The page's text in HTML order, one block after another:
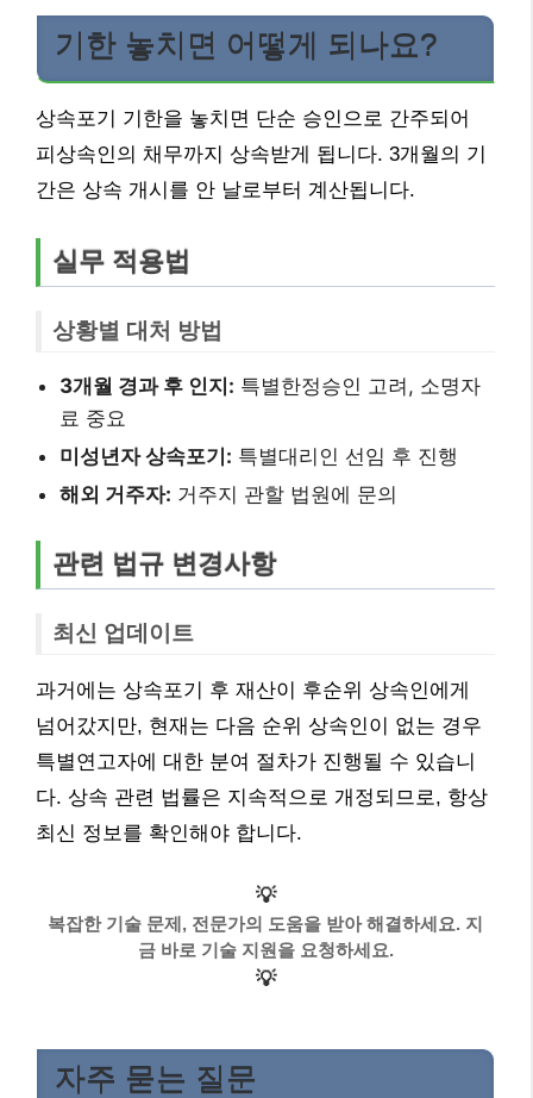
기한 놓치면 어떻게 되나요?
상속포기 기한을 놓치면 단순 승인으로 간주되어
피상속인의 채무까지 상속받게 됩니다. 3개월의 기
간은 상속 개시를 안 날로부터 계산됩니다.
실무 적용법
상황별 대처 방법
3개월 경과 후 인지: 특별한정승인 고려, 소명자
료 중요
미성년자 상속포기: 특별대리인 선임 후 진행
해외 거주자: 거주지 관할 법원에 문의
관련 법규 변경사항
최신 업데이트
과거에는 상속포기 후 재산이 후순위 상속인에게
넘어갔지만, 현재는 다음 순위 상속인이 없는 경우
특별연고자에 대한 분여 절차가 진행될 수 있습니
다. 상속 관련 법률은 지속적으로 개정되므로, 항상
최신 정보를 확인해야 합니다.
💡
복잡한 기술 문제, 전문가의 도움을 받아 해결하세요. 지
금 바로 기술 지원을 요청하세요.
💡
자주 묻는 질문